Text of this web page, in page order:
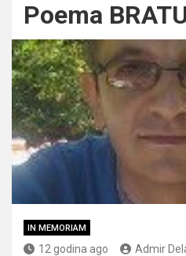
Poema
IN MEMORIAM
12 godina ago Admir